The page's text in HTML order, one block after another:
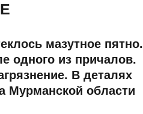
мазутное пятно.
одного из причалов.
В деталях
Мурманской области